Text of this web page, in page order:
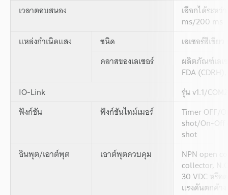
เวลาตอบสนอง
เลือกได้ระหว่
ms/200 ms
แหล่งกำเนิดแสง
ชนิด
เลเซอร์สีเขีย
คลาสของเลเซอร์
ผลิตภัณฑ์เลเ
FDA
IO-Link
รุ่น v1.1/
ฟังก์ชัน
ฟังก์ชันไทม์เมอร์ Timer OFF/
shot/On-
shot
อินพุต/เอาต์พุต
เอาต์พุตควบคุม NPN open
collector,
30 VDC หรือ
แรงดันตกค้า